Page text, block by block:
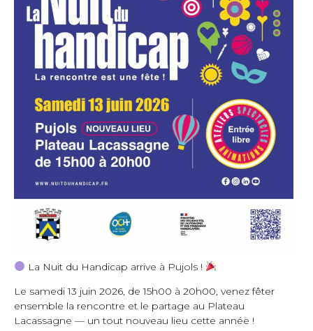
La Nuit du Handicap arrive à Pujols !
Le samedi 13 juin 2026, de 15h00 à 20h00, venez fêter
ensemble la rencontre et le partage au Plateau
Lacassagne — un tout nouveau lieu cette année !